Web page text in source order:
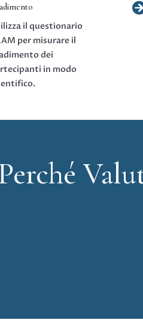
il questionario
per misurare il
dei
in modo